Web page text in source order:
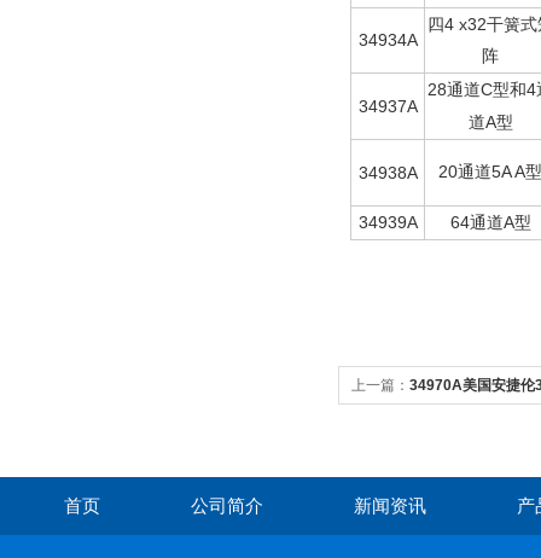
34934A
四4 x32干簧式
阵
34937A
28通道C型和4
道A型
34938A 20通道5A A型
34939A 64通道A型
上一篇： 34970A美国安捷伦
首页 公司简介 新闻资讯 产